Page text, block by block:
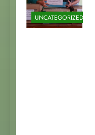
UNCATEGORIZED